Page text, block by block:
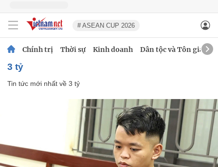
# ASEAN CUP 2026
Chính trị Thời sự Kinh doanh Dân tộc và Tôn giáo
3 tỷ
Tin tức mới nhất về 3 tỷ